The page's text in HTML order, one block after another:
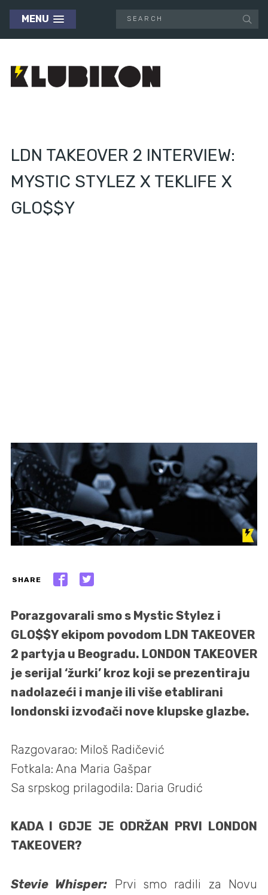
MENU
LDN TAKEOVER 2 INTERVIEW:
MYSTIC STYLEZ X TEKLIFE X
GLO$$Y
SHARE
Porazgovarali smo s Mystic Stylez i
GLO$$Y ekipom povodom LDN TAKEOVER
2 partyja u Beogradu. LONDON TAKEOVER
je serijal ‘žurki’ kroz koji se prezentiraju
nadolazeći i manje ili više etablirani
londonski izvođači nove klupske glazbe.
Razgovarao: Miloš Radičević
Fotkala: Ana Maria Gašpar
Sa srpskog prilagodila: Daria Grudić
KADA I GDJE JE ODRŽAN PRVI LONDON
TAKEOVER?
Stevie Whisper: Prvi smo radili za Novu